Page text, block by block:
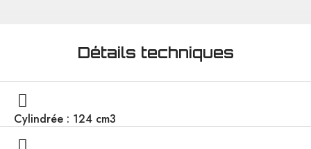
Détails techniques
Cylindrée : 124 cm3